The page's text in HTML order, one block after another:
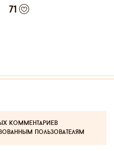
71
комментариев
пользователям